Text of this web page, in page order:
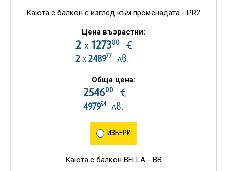
Каюта с балкон с изглед към променадата - PR2
Цена възрастни:
2 х 127300€
2 х 248977лв.
Обща цена:
254600€
497954лв.
ИЗБЕРИ
Каюта с балкон BELLA - BB